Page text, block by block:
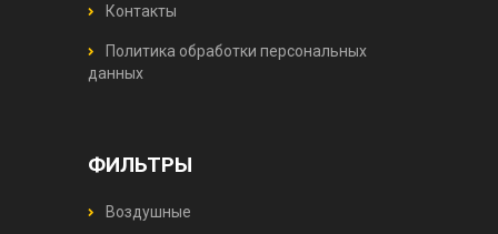
Контакты
Политика обработки персональных
данных
ФИЛЬТРЫ
Воздушные